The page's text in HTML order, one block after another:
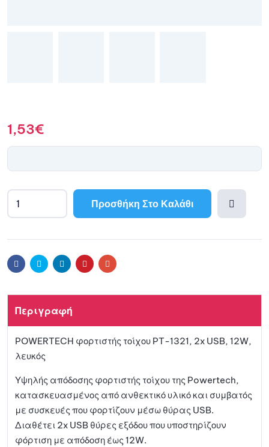
1,53€
Προσθήκη Στο Καλάθι
αγαπη
μένων
FacebookTwitter LinkedinPinterestEmail
Περιγραφή
POWERTECH φορτιστής τοίχου PT-1321, 2x USB, 12W,
λευκός
Υψηλής απόδοσης φορτιστής τοίχου της Powertech,
κατασκευασμένος από ανθεκτικό υλικό και συμβατός
με συσκευές που φορτίζουν μέσω θύρας USB.
Διαθέτει 2x USB θύρες εξόδου που υποστηρίζουν
φόρτιση με απόδοση έως 12W.